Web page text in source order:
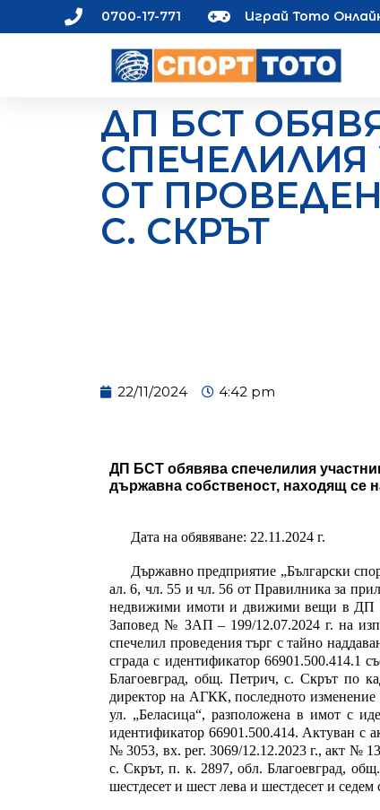
0700-17-771 Играй Тото
ДП БСТ
СПЕЧЕЛИЛИЯ
ОТ
С. СКРЪТ
22/11/2024 4:42 pm
ДП БСТ обявява спечелилия
държавна собственост, находящ се
Дата на обявяване: 22.11.2024 г.
Държавно предприятие „Български
ал. 6, чл. 55 и чл. 56 от Правилника за
недвижими имоти и движими вещи в ДП
Заповед № ЗАП – 199/1 2.07.2024г. на
спечелил проведения търг с тайно
сграда с идентификатор 66901.500.414.1
Благоевград, общ. Петрич, с. Скрът по
директор на АГКК, последното изменение
ул. „Беласица“, разположена в имот с
идентификатор 66901.500.414. Актуван с
№ 3053, вх. рег. 3069/12.12.2023 г., акт №
с. Скрът, п. к. 2897, обл. Благоевград,
шестдесет и шест лева и шестдесет и